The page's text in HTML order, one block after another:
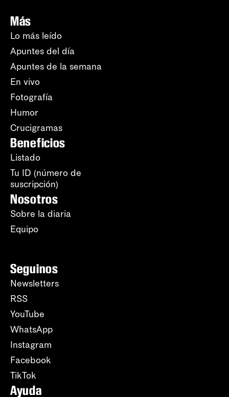
Más
Lo más leído
Apuntes del día
Apuntes de la semana
En vivo
Fotografía
Humor
Crucigramas
Beneficios
Listado
Tu ID (número de
suscripción)
Nosotros
Sobre la diaria
Equipo
Seguinos
Newsletters
RSS
YouTube
WhatsApp
Instagram
Facebook
TikTok
Ayuda